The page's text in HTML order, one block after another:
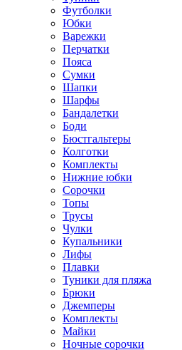
Футболки
Юбки
Варежки
Перчатки
Пояса
Сумки
Шапки
Шарфы
Бандалетки
Боди
Бюстгальтеры
Колготки
Комплекты
Нижние юбки
Сорочки
Топы
Трусы
Чулки
Купальники
Лифы
Плавки
Туники для пляжа
Брюки
Джемперы
Комплекты
Майки
Ночные сорочки